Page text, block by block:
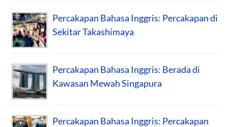
Percakapan Bahasa Inggris: Percakapan di
Sekitar Takashimaya
Percakapan Bahasa Inggris: Berada di
Kawasan Mewah Singapura
Percakapan Bahasa Inggris: Percakapan